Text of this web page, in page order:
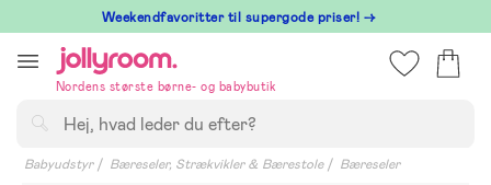
till
innehållet
⁠ Weekendfavoritter til supergode priser! →
Nordens største børne- og babybutik
Babyudstyr Bæreseler, Strækvikler & Bærestole Bæreseler